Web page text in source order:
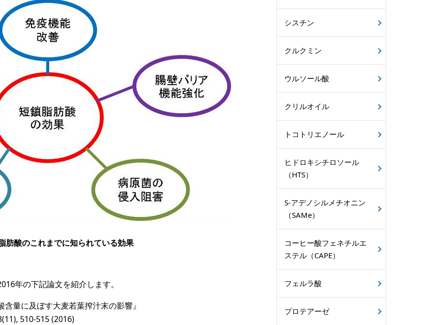
肪酸のこれまでに知られている効果
年の下記論文を紹介します。
量に及ぼす大麦若葉搾汁末の影響』
510-515 (2016)
シスチン
クルクミン
ウルソール酸
クリルオイル
トコトリエノール
ヒドロキシチロソール
（HTS）
S-アデノシルメチオニン
（SAMe）
コーヒー酸フェネチルエ
ステル（CAPE）
フェルラ酸
プロテアーゼ